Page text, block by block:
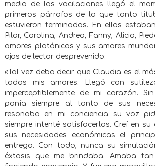
medio de las vacilaciones llegó el
primeros párrafos de lo que tanto
estuvieron terminados. En ellos
Pilar, Carolina, Andrea, Fanny, Alicia,
amores platónicos y sus amores
ojos de lector desprevenido:
«Tal vez deba decir que Claudia es el
todos mis amores. Llegó con
imperceptiblemente de mi corazón.
ponía siempre al tanto de sus
resonaba en mi conciencia su voz
siempre intenté satisfacerlas. Creí en su
sus necesidades económicas el
entrega. Con todo, nunca su
éxtasis que me brindaba. Amaba